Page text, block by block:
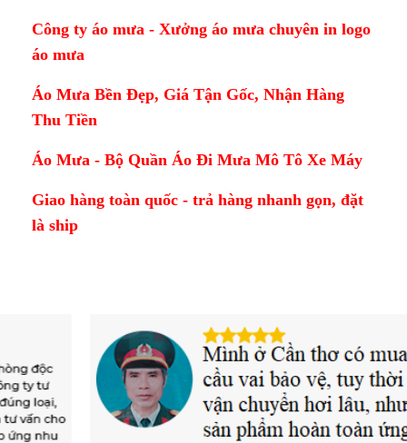
Công ty áo mưa - Xưởng áo mưa chuyên in logo
áo mưa
Áo Mưa Bền Đẹp, Giá Tận Gốc, Nhận Hàng
Thu Tiền
Áo Mưa - Bộ Quần Áo Đi Mưa Mô Tô Xe Máy
Giao hàng toàn quốc - trả hàng nhanh gọn, đặt
là ship